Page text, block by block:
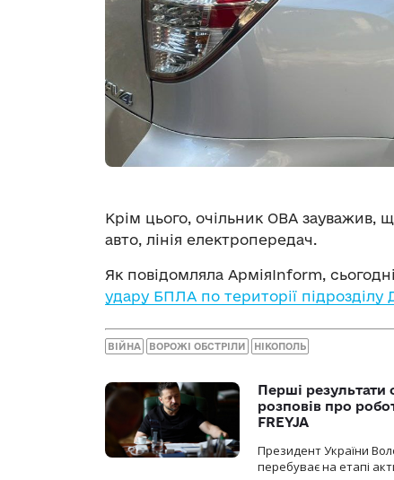
Крім цього, очільник ОВА зауважив,
авто, лінія електропередач.
Як повідомляла АрміяInform,
удару БПЛА по території підрозділу
ВІЙНА ВОРОЖІ ОБСТРІЛИ НІКОПОЛЬ
Перші результати
розповів про
FREYJA
Президент України
перебуває на етапі